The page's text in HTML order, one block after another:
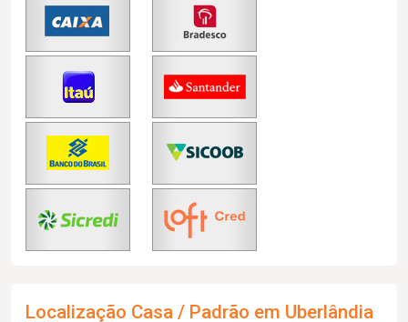
Localização Casa / Padrão em Uberlândia